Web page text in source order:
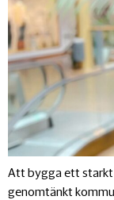
Att bygga ett starkt
genomtänkt